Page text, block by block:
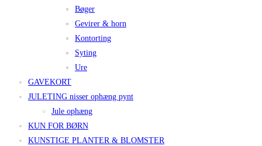
Bøger
Gevirer & horn
Kontorting
Syting
Ure
GAVEKORT
JULETING nisser ophæng pynt
Jule ophæng
KUN FOR BØRN
KUNSTIGE PLANTER & BLOMSTER